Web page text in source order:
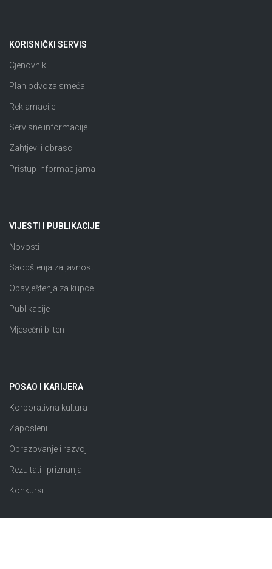
KORISNIČKI SERVIS
Cjenovnik
Plan odvoza smeća
Reklamacije
Servisne informacije
Zahtjevi i obrasci
Pristup informacijama
VIJESTI I PUBLIKACIJE
Novosti
Saopštenja za javnost
Obavještenja za kupce
Publikacije
Mjesečni bilten
POSAO I KARIJERA
Korporativna kultura
Zaposleni
Obrazovanje i razvoj
Rezultati i priznanja
Konkursi